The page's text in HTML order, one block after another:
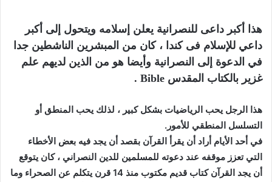
هذا أكبر داعى للنصرانية يعلن إسلامه ويتحول إلى أكبر
داعي للإسلام فى كندا ، كان من المبشرين الناشطين جدا
في الدعوة إلى النصرانية وأيضا هو من الذين لديهم علم
غزير بالكتاب المقدس Bible .
هذا الرجل يحب الرياضيات بشكل كبير ، لذلك يحب المنطق أو
التسلسل المنطقي للأمور.
في أحد الأيام أراد أن يقرأ القرآن بقصد أن يجد فيه بعض الأخطاء
التي تعزز موقفه عند دعوته للمسلمين للدين النصراني ، كان يتوقع
أن يجد القرآن كتاب قديم مكتوب منذ 14 قرن يتكلم عن الصحراء وما